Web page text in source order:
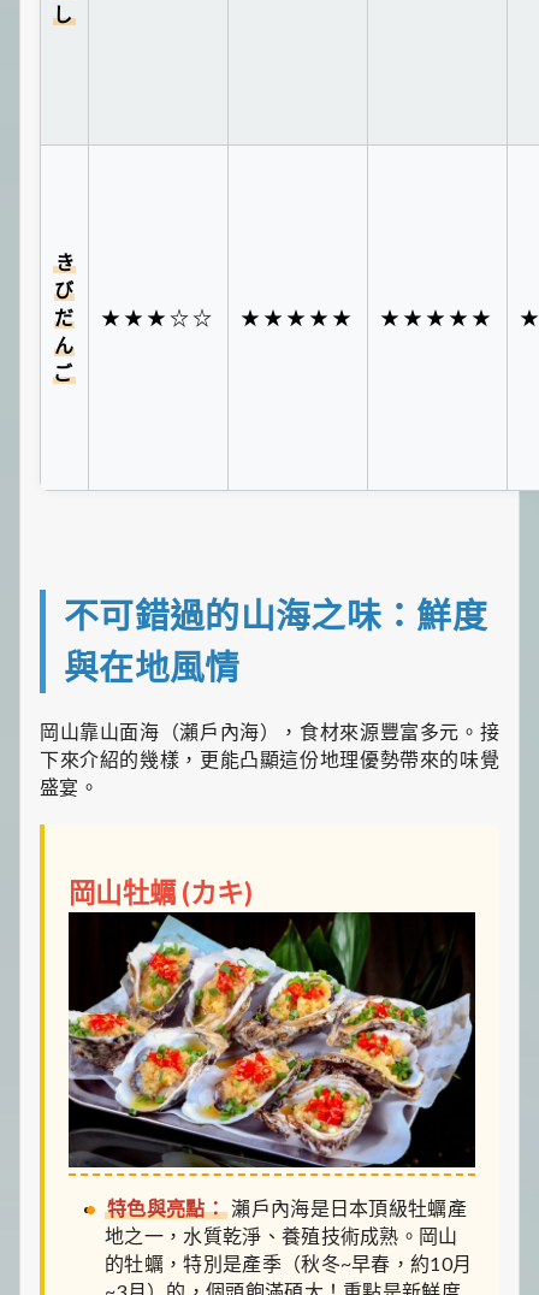
し
き
び
だ
ん
ご
★★★☆☆ ★★★★★ ★★★★★
不可錯過的山海之味：鮮度
與在地風情
岡山靠山面海（瀨戶內海），食材來源豐富多元。接
下來介紹的幾樣，更能凸顯這份地理優勢帶來的味覺
盛宴。
岡山牡蠣 (カキ)
特色與亮點：瀨戶內海是日本頂級牡蠣產
地之一，水質乾淨、養殖技術成熟。岡山
的牡蠣，特別是產季（秋冬~早春，約10月